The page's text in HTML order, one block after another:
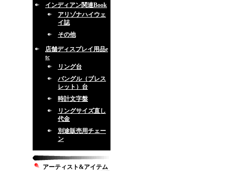
インディアン関連Book
アリゾナハイウェ
イ誌
その他
店舗ディスプレイ用品e
tc
リング台
バングル（ブレス
レット）台
時計文字盤
リングサイズ直し
代金
別途販売用チェー
ン
アーティスト&アイテム